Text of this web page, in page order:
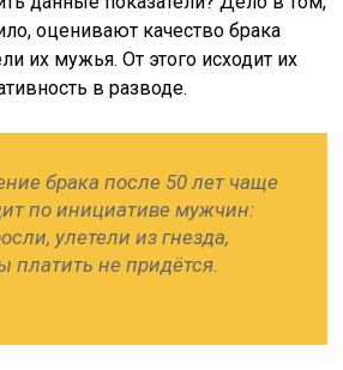
оценивают качество брака
их мужья. От этого исходит их
в разводе.
брака после 50 лет чаще
по инициативе мужчин:
улетели из гнезда,
платить не придётся.